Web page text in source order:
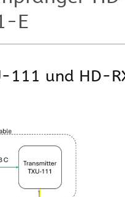
E
111 und HD-